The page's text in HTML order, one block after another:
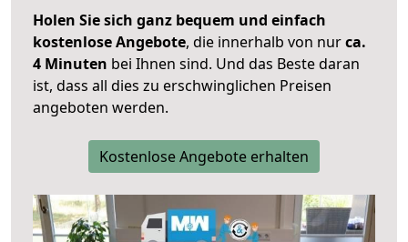
Holen Sie sich ganz bequem und einfach
kostenlose Angebote, die innerhalb von nurca.
4 Minuten bei Ihnen sind. Und das Beste daran
ist, dass all dies zu erschwinglichen Preisen
angeboten werden.
Kostenlose Angebote erhalten